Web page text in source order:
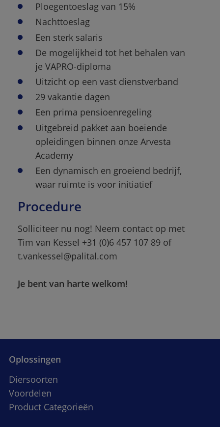
Ploegentoeslag van 15%
Nachttoeslag
Een sterk salaris
De mogelijkheid tot het behalen van
je VAPRO-diploma
Uitzicht op een vast dienstverband
29 vakantie dagen
Een prima pensioenregeling
Uitgebreid pakket aan boeiende
opleidingen binnen onze Arvesta
Academy
Een dynamisch en groeiend bedrijf,
waar ruimte is voor initiatief
Procedure
Solliciteer nu nog! Neem contact op met
Tim van Kessel +31 (0)6 457 107 89 of
t.vankessel@palital.com
Je bent van harte welkom!
Oplossingen
Diersoorten
Voordelen
Product Categorieën